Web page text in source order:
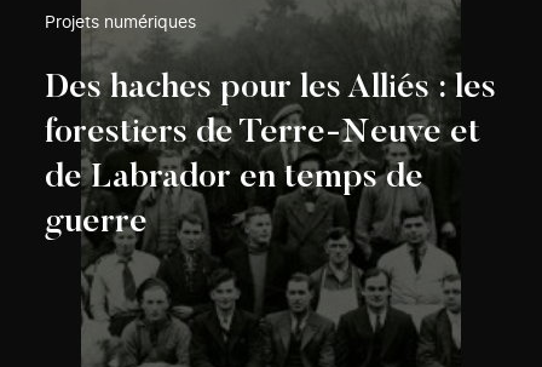
Projets numériques
Des haches pour les Alliés : les
forestiers de Terre-Neuve et
de Labrador en temps de
guerre